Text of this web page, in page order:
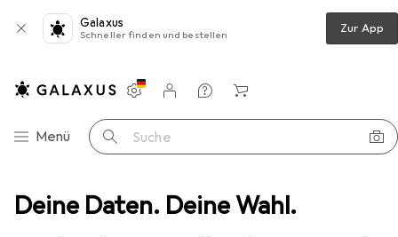
Deine Daten. Deine Wahl.
Galaxus
Schneller finden und bestellen Zur App
Navigation nach Kategorien
Menü Suche
Einstellungen
Kundenkonto
Vergleichslisten
Merklisten
Warenkorb
Möbel Wohnzimmer TV Möbel Vicco Lorio